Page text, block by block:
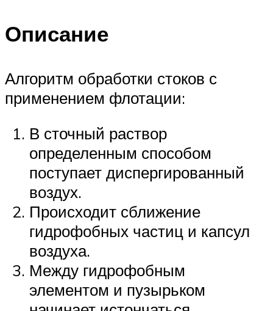
Описание
Алгоритм обработки стоков с
применением флотации:
В сточный раствор
определенным способом
поступает диспергированный
воздух.
Происходит сближение
гидрофобных частиц и капсул
воздуха.
Между гидрофобным
элементом и пузырьком